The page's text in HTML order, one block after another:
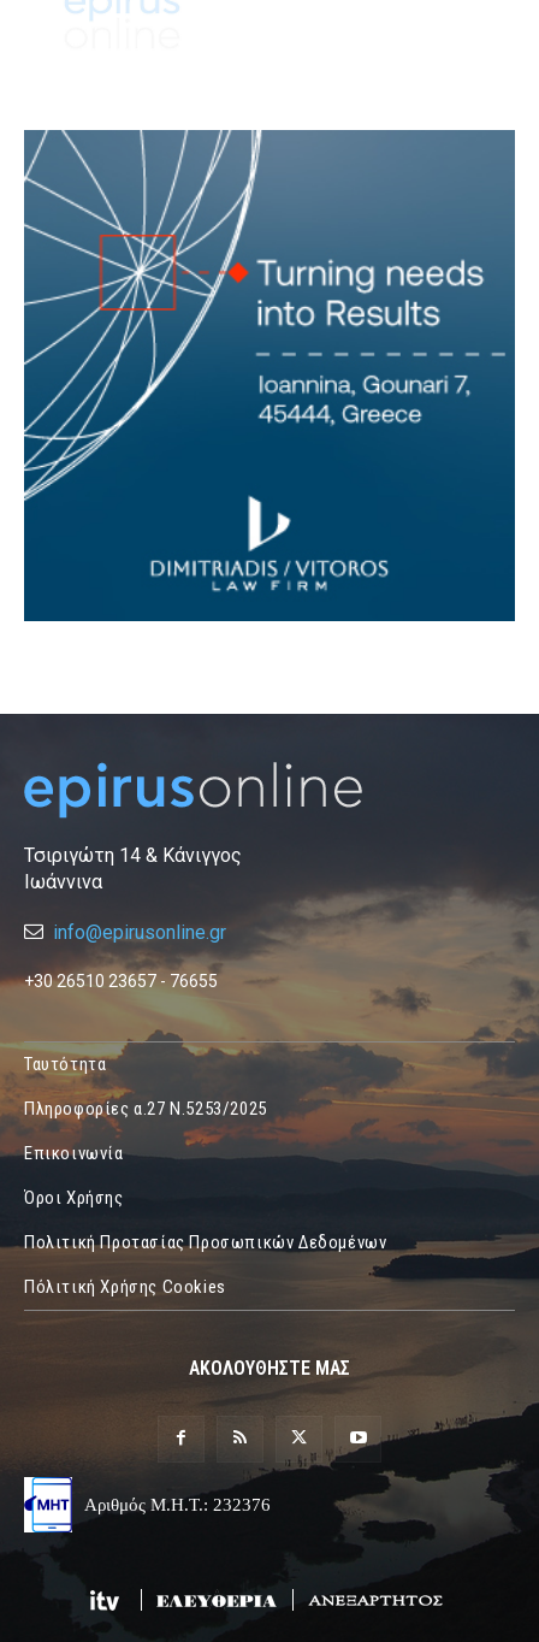
Τσιριγώτη 14 & Κάνιγγος
Ιωάννινα
info@epirusonline.gr
+30 26510 23657 - 76655
Ταυτότητα
Πληροφορίες α.27 Ν.5253/2025
Επικοινωνία
Όροι Χρήσης
Πολιτική Προτασίας Προσωπικών Δεδομένων
Πόλιτική Χρήσης Cookies
ΑΚΟΛΟΥΘΗΣΤΕ ΜΑΣ
Αριθμός Μ.Η.Τ.: 232376